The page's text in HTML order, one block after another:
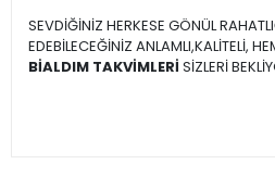
SEVDİĞİNİZ HERKESE GÖNÜL
EDEBİLECEĞİNİZ ANLAMLI,KALİTELİ,
BİALDIM TAKVİMLERİ SİZLERİ